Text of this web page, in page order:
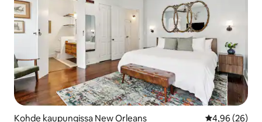
Kohde kaupungissa New Orleans
4,96 (26)